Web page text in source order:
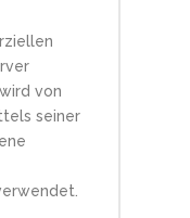
von
seiner